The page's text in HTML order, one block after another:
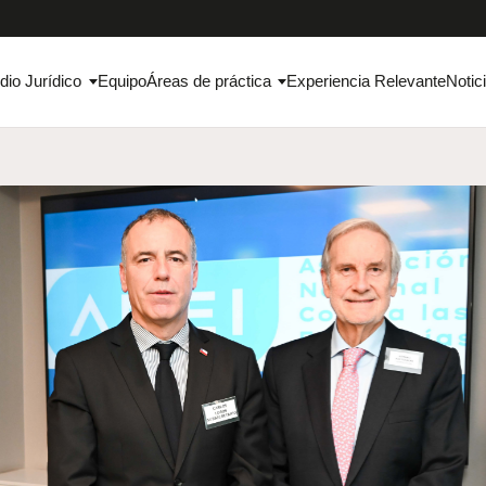
Jurídico EquipoÁreas de práctica Experiencia Relevante
la
con la
Solar
gradual y selectiva